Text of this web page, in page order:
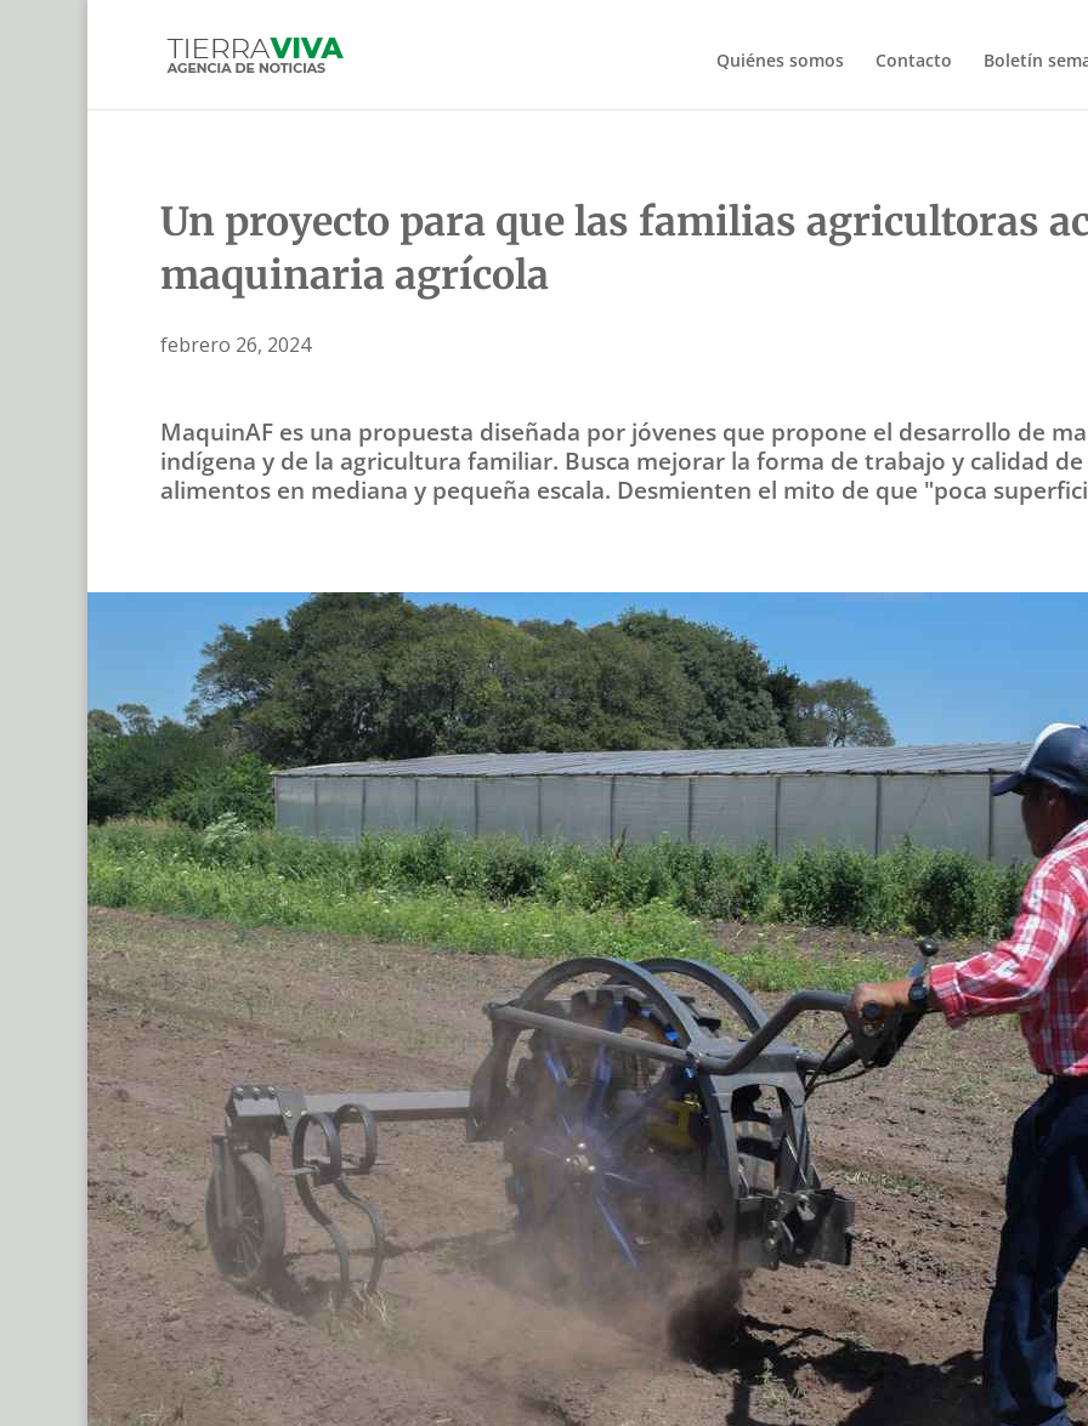
Quiénes somos Contacto Boletín
Un proyecto para que las familias agricultoras
maquinaria agrícola
febrero 26, 2024
MaquinAF es una propuesta diseñada por jóvenes que propone el desarrollo de
indígena y de la agricultura familiar. Busca mejorar la forma de trabajo y calidad
alimentos en mediana y pequeña escala. Desmienten el mito de que "poca